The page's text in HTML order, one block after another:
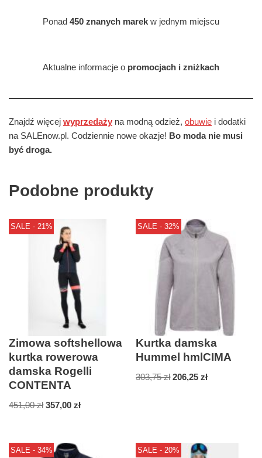
Ponad 450 znanych marek w jednym miejscu
Aktualne informacje o promocjach i zniżkach
Znajdź więcej wyprzedaży na modną odzież, obuwie i dodatki
na SALEnow.pl. Codziennie nowe okazje! Bo moda nie musi
być droga.
Podobne produkty
SALE - 21%
Zimowa softshellowa
kurtka rowerowa
damska Rogelli
CONTENTA
451,00zł 357,00 zł
SALE - 32%
Kurtka damska
Hummel hmlCIMA
303,75zł 206,25zł
SALE - 34% SALE - 20%